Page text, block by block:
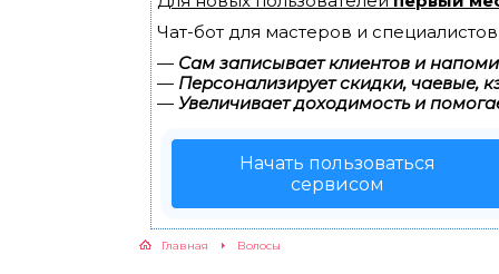
Чат-бот для мастеров и
— Сам записывает клиентов и
— Персонализирует скидки, чаевые,
— Увеличивает доходимость и
Начать пользоваться
сервисом
Главная Волосы